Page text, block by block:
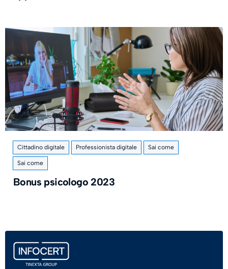
Cittadino digitale Professionista digitale Sai come
Sai come
Bonus psicologo 2023